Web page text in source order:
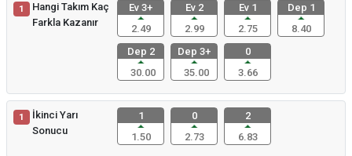
1
Hangi Takım Kaç
Farkla Kazanır
Ev 3+
2.49
Ev 2
2.99
Ev 1
2.75
Dep 1
8.40
Dep 2
30.00
Dep 3+
35.00
0
3.66
1
İkinci Yarı
Sonucu
1
1.50
0
2.73
2
6.83